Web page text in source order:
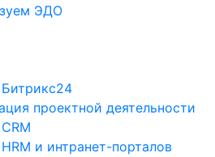
ЭДО
проектной деятельности
и интранет-порталов